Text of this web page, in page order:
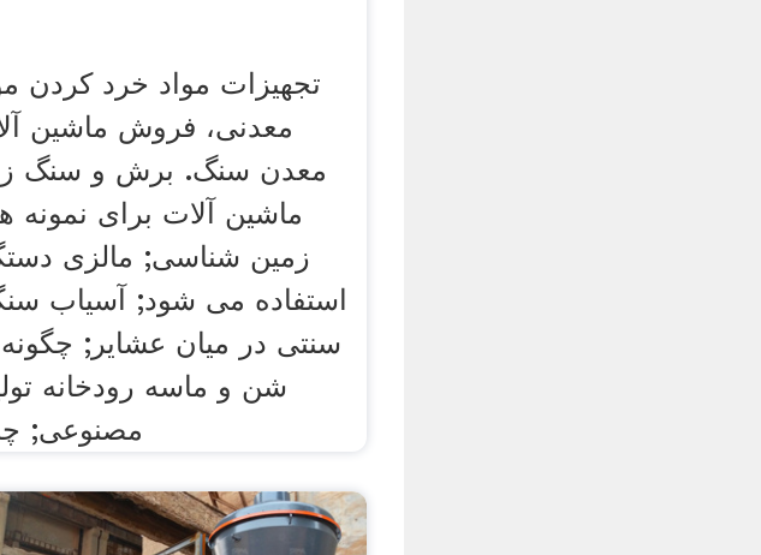
تجهیزات مواد خرد کردن
معدنی، فروش ماشین
معدن سنگ. برش و سنگ
ماشین آلات برای نمونه
زمین شناسی; مالزی
استفاده می شود; آسیاب
سنتی در میان عشایر;
شن و ماسه رودخانه
مصنوعی;